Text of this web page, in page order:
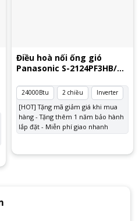
13.500.000 ₫.
Điều hoà nối ống gió
Panasonic S-2124PF3HB/U-
24000Btu 2 chiều Inverter
[HOT] Tặng mã giảm giá khi mua
hàng - Tặng thêm 1 năm bảo hành
lắp đặt - Miễn phí giao nhanh